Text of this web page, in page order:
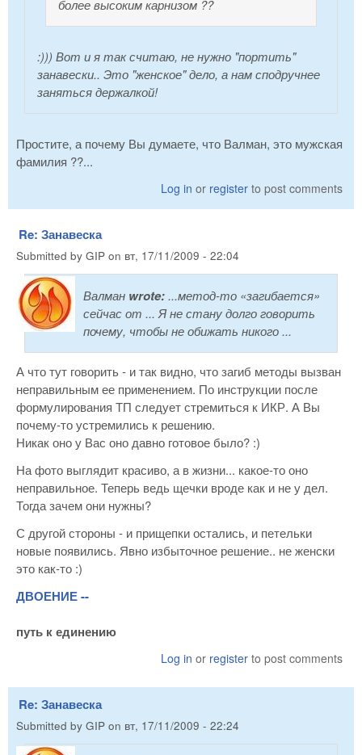
более высоким карнизом ??
:))) Вот и я так считаю, не нужно "портить"
занавески.. Это "женское" дело, а нам сподручнее
заняться держалкой!
Простите, а почему Вы думаете, что Валман, это мужская
фамилия ??...
Log in or register to post comments
Re: Занавеска
Submitted by GIP on вт, 17/11/2009 - 22:04
Валман wrote: ...метод-то «загибается»
сейчас от ... Я не стану долго говорить
почему, чтобы не обижать никого ...
А что тут говорить - и так видно, что загиб методы вызван
неправильным ее применением. По инструкции после
формулирования ТП следует стремиться к ИКР. А Вы
почему-то устремились к решению.
Никак оно у Вас оно давно готовое было? :)
На фото выглядит красиво, а в жизни... какое-то оно
неправильное. Теперь ведь щечки вроде как и не у дел.
Тогда зачем они нужны?
С другой стороны - и прищепки остались, и петельки
новые появились. Явно избыточное решение.. не женски
это как-то :)
ДВОЕНИЕ --
путь к единению
Log in or register to post comments
Re: Занавеска
Submitted by GIP on вт, 17/11/2009 - 22:24